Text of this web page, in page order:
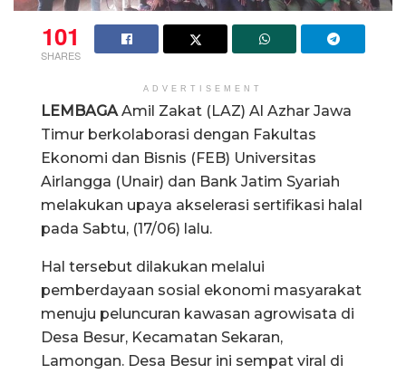
101
SHARES
ADVERTISEMENT
LEMBAGA Amil Zakat (LAZ) Al Azhar Jawa
Timur berkolaborasi dengan Fakultas
Ekonomi dan Bisnis (FEB) Universitas
Airlangga (Unair) dan Bank Jatim Syariah
melakukan upaya akselerasi sertifikasi halal
pada Sabtu, (17/06) lalu.
Hal tersebut dilakukan melalui
pemberdayaan sosial ekonomi masyarakat
menuju peluncuran kawasan agrowisata di
Desa Besur, Kecamatan Sekaran,
Lamongan. Desa Besur ini sempat viral di